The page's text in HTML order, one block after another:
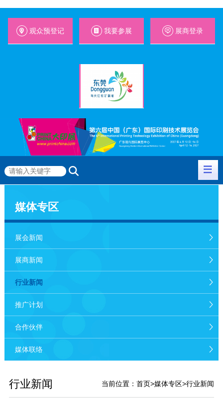
观众预登记 我要参展 展商登录
媒体专区
展会新闻
展商新闻
行业新闻
推广计划
合作伙伴
媒体联络
行业新闻 当前位置：首页>媒体专区>行业新闻